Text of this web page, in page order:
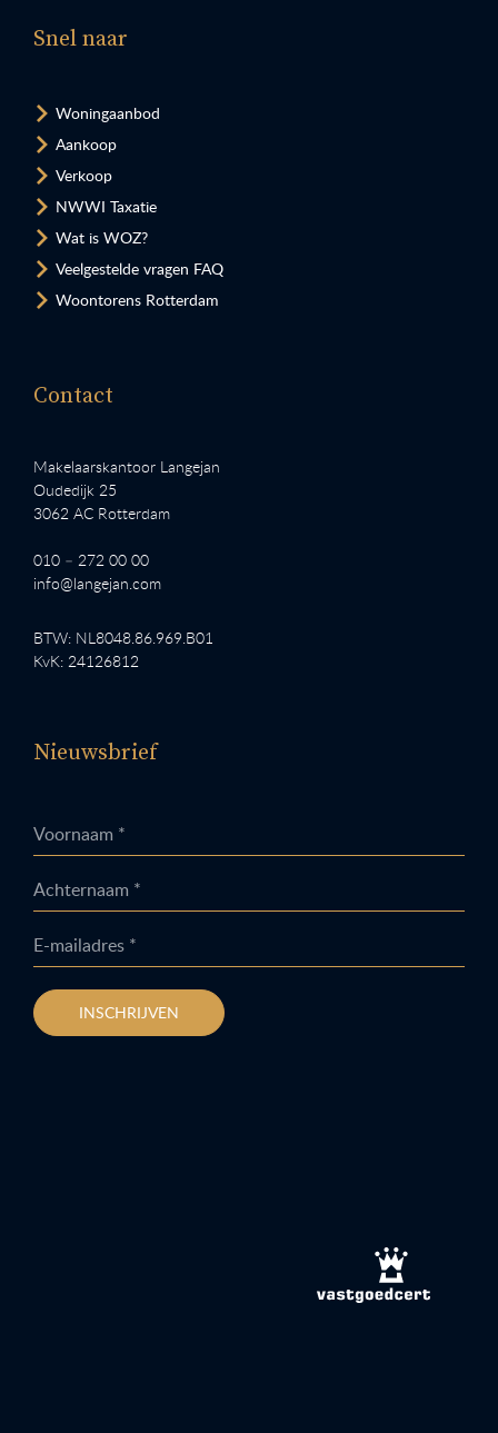
Snel naar
Woningaanbod
Aankoop
Verkoop
NWWI Taxatie
Wat is WOZ?
Veelgestelde vragen FAQ
Woontorens Rotterdam
Contact
Makelaarskantoor Langejan
Oudedijk 25
3062 AC Rotterdam
010 – 272 00 00
info@langejan.com
BTW: NL8048.86.969.B01
KvK: 24126812
Nieuwsbrief
Voornaam *
Achternaam *
E-mailadres *
INSCHRIJVEN